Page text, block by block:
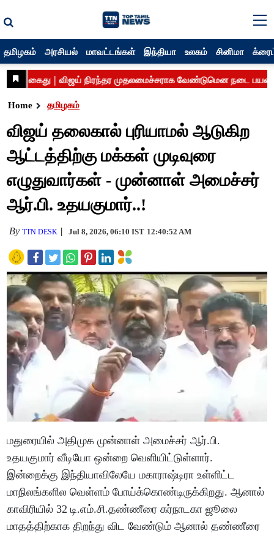
தமிழகம் அரசியல் மாவட்டங்கள் இந்தியா உலகம் சினிமா
Home தமிழகம்
விஜய் தலைகால் புரியாமல் ஆடுகிற
ஆட்டத்திற்கு மக்கள் முடிவுரை
எழுதுவார்கள் - முன்னாள் அமைச்சர்
ஆர்.பி. உதயகுமார்..!
ByTTN DESK Jul 8, 2026, 06:10 IST 12:40:52 AM
மதுரையில் அதிமுக முன்னாள் அமைச்சர் ஆர்.பி.
உதயகுமார் வீடியோ ஒன்றை வெளியிட்டுள்ளார்.
இன்றைக்கு இந்தியாவிலேயே மகாராஷ்டிரா உள்ளிட்ட
மாநிலங்களில வெள்ளம் போய்க்கொண்டிருக்கிறது. ஆனால்
காவிரியில் 32 டி.எம்.சி.தண்ணீரை கர்நாடகா ஜூலை
மாதத்திற்காக திறந்து விட வேண்டும் ஆனால் தண்ணீரை